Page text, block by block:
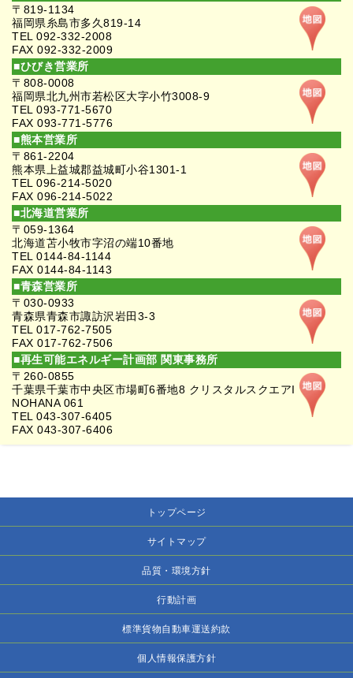
〒819-1134
福岡県糸島市多久819-14
TEL 092-332-2008
FAX 092-332-2009
■ひびき営業所
〒808-0008
福岡県北九州市若松区大字小竹3008-9
TEL 093-771-5670
FAX 093-771-5776
■熊本営業所
〒861-2204
熊本県上益城郡益城町小谷1301-1
TEL 096-214-5020
FAX 096-214-5022
■北海道営業所
〒059-1364
北海道苫小牧市字沼の端10番地
TEL 0144-84-1144
FAX 0144-84-1143
■青森営業所
〒030-0933
青森県青森市諏訪沢岩田3-3
TEL 017-762-7505
FAX 017-762-7506
■再生可能エネルギー計画部 関東事務所
〒260-0855
千葉県千葉市中央区市場町6番地8 クリスタルスクエアI
NOHANA 061
TEL 043-307-6405
FAX 043-307-6406
トップページ
サイトマップ
品質・環境方針
行動計画
標準貨物自動車運送約款
個人情報保護方針